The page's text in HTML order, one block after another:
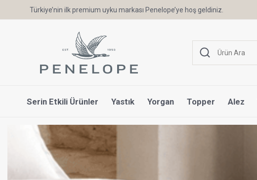
6 Ay'a Varan Taksit Ayrıcalığı
Serin Etkili Ürünler Yastık Yorgan Topper Alez